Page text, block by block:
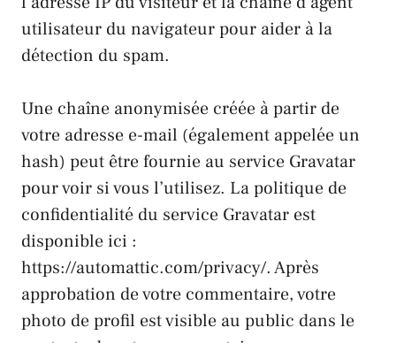
utilisateur du navigateur pour aider à la
détection du spam.
Une chaîne anonymisée créée à partir de
votre adresse e-mail (également appelée un
hash) peut être fournie au service Gravatar
pour voir si vous l’utilisez. La politique de
confidentialité du service Gravatar est
disponible ici :
https://automattic.com/privacy/. Après
approbation de votre commentaire, votre
photo de profil est visible au public dans le